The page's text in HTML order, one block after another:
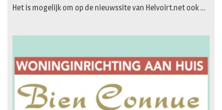
Het is mogelijk om op de nieuwssite van Helvoirt.net ook …